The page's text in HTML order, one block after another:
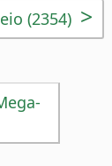
(2354) >